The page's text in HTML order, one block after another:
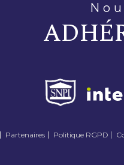
Partenaires Politique RGPD